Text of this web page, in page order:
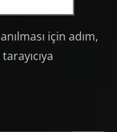
için adım,